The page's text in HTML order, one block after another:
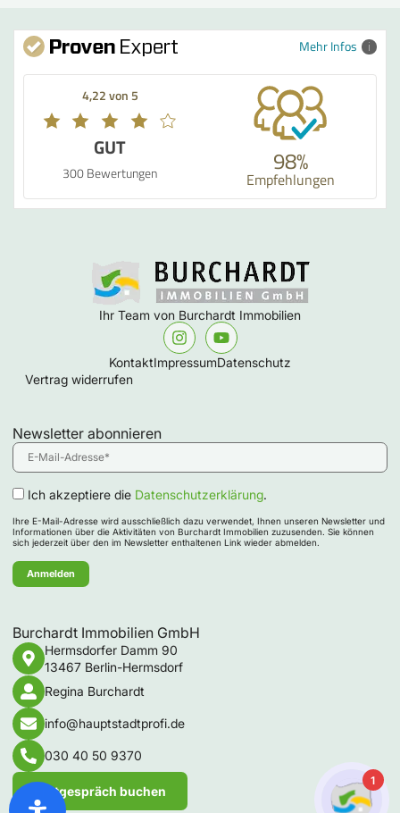
Mehr Infos
4,22 von 5
GUT
300 Bewertungen 98%
Empfehlungen
Ihr Team von Burchardt Immobilien
KontaktImpressumDatenschutz
Vertrag widerrufen
Newsletter abonnieren
Ich akzeptiere die Datenschutzerklärung.
Ihre E-Mail-Adresse wird ausschließlich dazu verwendet, Ihnen unseren Newsletter und
Informationen über die Aktivitäten von Burchardt Immobilien zuzusenden. Sie können
sich jederzeit über den im Newsletter enthaltenen Link wieder abmelden.
Burchardt Immobilien GmbH
Hermsdorfer Damm 90
13467 Berlin-Hermsdorf
Regina Burchardt
info@hauptstadtprofi.de
030 40 50 9370
Erstgespräch buchen
1